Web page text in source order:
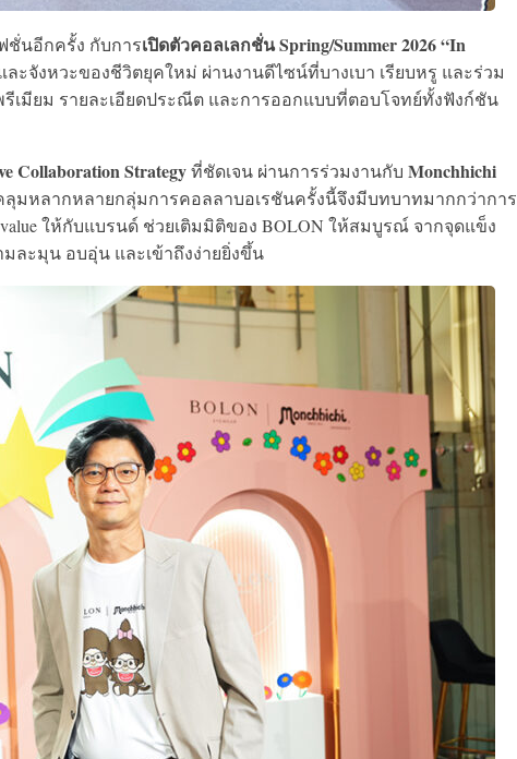
ชั่นอีกครั้ง กับการเปิดตัวคอลเลกชั่น Spring/Summer 2026 “In
ะจังหวะของชีวิตยุคใหม่ ผ่านงานดีไซน์ที่บางเบา เรียบหรู และร่วม
มียม รายละเอียดประณีต และการออกแบบที่ตอบโจทย์ทั้งฟังก์ชัน
Collaboration Strategyที่ชัดเจน ผ่านการร่วมงานกับ Monchhichi
มหลากหลายกลุ่มการคอลลาบอเรชันครั้งนี้จึงมีบทบาทมากกว่าการ
ให้กับแบรนด์ ช่วยเติมมิติของ BOLON ให้สมบูรณ์ จากจุดแข็ง
มละมุน อบอุ่น และเข้าถึงง่ายยิ่งขึ้น